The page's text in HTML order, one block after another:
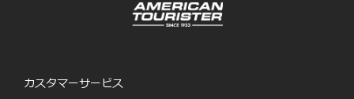
カスタマーサービス